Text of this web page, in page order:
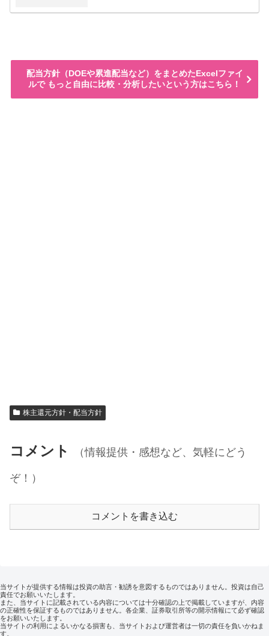
配当方針（DOEや累進配当など）をまとめたExcelファイ
ルで もっと自由に比較・分析したいという方はこちら！
株主還元方針・配当方針
コメント
（情報提供・感想など、気軽にどう
ぞ！）
コメントを書き込む
当サイトが提供する情報は投資の助言・勧誘を意図するものではありません。投資は自己
責任でお願いいたします。
また、当サイトに記載されている内容については十分確認の上で掲載していますが、内容
の正確性を保証するものではありません。各企業、証券取引所等の開示情報にて必ず確認
をお願いいたします。
当サイトの利用によるいかなる損害も、当サイトおよび運営者は一切の責任を負いかねま
す。